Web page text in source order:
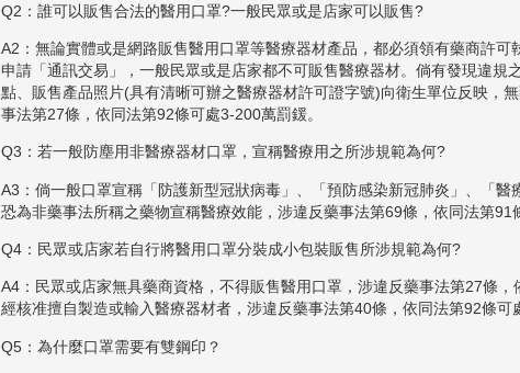
Q2：誰可以販售合法的醫用口罩?一般民眾或是店家可以販售?
A2：無論實體或是網路販售醫用口罩等醫療器材產品，都必須領有藥商許可
申請「通訊交易」，一般民眾或是店家都不可販售醫療器材。倘有發現違規
點、販售產品照片(具有清晰可辦之醫療器材許可證字號)向衛生單位反映，
事法第27條，依同法第92條可處3-200萬罰鍰。
Q3：若一般防塵用非醫療器材口罩，宣稱醫療用之所涉規範為何?
A3：倘一般口罩宣稱「防護新型冠狀病毒」、「預防感染新冠肺炎」、「醫
恐為非藥事法所稱之藥物宣稱醫療效能，涉違反藥事法第69條，依同法第91
Q4：民眾或店家若自行將醫用口罩分裝成小包裝販售所涉規範為何?
A4：民眾或店家無具藥商資格，不得販售醫用口罩，涉違反藥事法第27條
經核准擅自製造或輸入醫療器材者，涉違反藥事法第40條，依同法第92條可
Q5：為什麼口罩需要有雙鋼印？